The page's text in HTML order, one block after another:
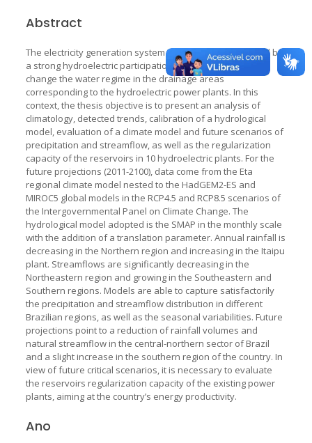
Abstract
The electricity generation system in Brazil is characterized by
a strong hydroelectric participation. Climate change may
change the water regime in the drainage areas
corresponding to the hydroelectric power plants. In this
context, the thesis objective is to present an analysis of
climatology, detected trends, calibration of a hydrological
model, evaluation of a climate model and future scenarios of
precipitation and streamflow, as well as the regularization
capacity of the reservoirs in 10 hydroelectric plants. For the
future projections (2011-2100), data come from the Eta
regional climate model nested to the HadGEM2-ES and
MIROC5 global models in the RCP4.5 and RCP8.5 scenarios of
the Intergovernmental Panel on Climate Change. The
hydrological model adopted is the SMAP in the monthly scale
with the addition of a translation parameter. Annual rainfall is
decreasing in the Northern region and increasing in the Itaipu
plant. Streamflows are significantly decreasing in the
Northeastern region and growing in the Southeastern and
Southern regions. Models are able to capture satisfactorily
the precipitation and streamflow distribution in different
Brazilian regions, as well as the seasonal variabilities. Future
projections point to a reduction of rainfall volumes and
natural streamflow in the central-northern sector of Brazil
and a slight increase in the southern region of the country. In
view of future critical scenarios, it is necessary to evaluate
the reservoirs regularization capacity of the existing power
plants, aiming at the country’s energy productivity.
Ano